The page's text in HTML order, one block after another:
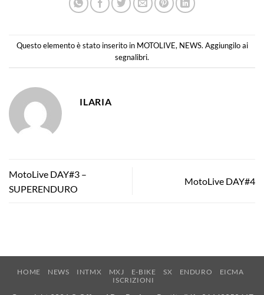
Questo elemento è stato inserito in MOTOLIVE, NEWS. Aggiungilo ai
segnalibri.
ILARIA
MotoLive DAY#3 –
SUPERENDURO
MotoLive DAY#4
HOME NEWS INTMX MXJ E-BIKE SX ENDURO
EICMA
ISCRIZIONI